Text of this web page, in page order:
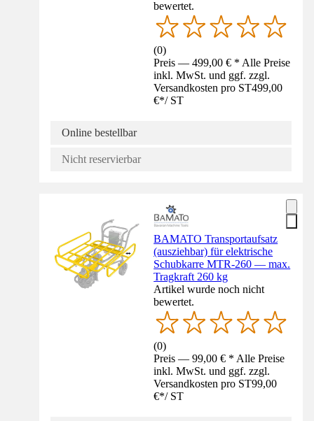
bewertet.
(0)
Preis — 499,00 € * Alle Preise
inkl. MwSt. und ggf. zzgl.
Versandkosten pro ST499,00
€*/ ST
Online bestellbar
Nicht reservierbar
BAMATO Transportaufsatz
(ausziehbar) für elektrische
Schubkarre MTR-260 — max.
Tragkraft 260 kg
Artikel wurde noch nicht
bewertet.
(0)
Preis — 99,00 € * Alle Preise
inkl. MwSt. und ggf. zzgl.
Versandkosten pro ST99,00
€*/ ST